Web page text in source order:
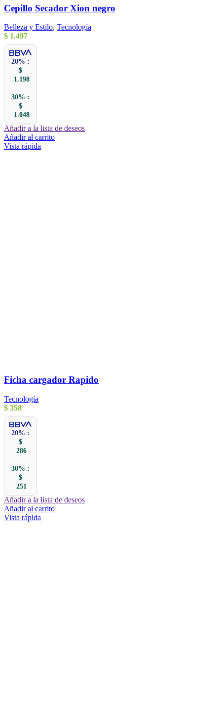
Cepillo Secador Xion negro
Belleza y Estilo, Tecnología
$ 1.497
20% :
$
1.198
30% :
$
1.048
Añadir a la lista de deseos
Añadir al carrito
Vista rápida
Ficha cargador Rapido
Tecnología
$ 358
20% :
$
286
30% :
$
251
Añadir a la lista de deseos
Añadir al carrito
Vista rápida